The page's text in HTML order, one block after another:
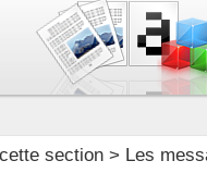
section> Les